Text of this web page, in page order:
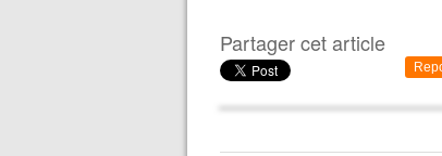
Partager cet article